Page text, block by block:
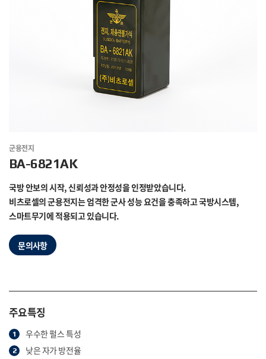
군용전지
BA-6821AK
국방 안보의 시작, 신뢰성과 안정성을 인정받았습니다.
비츠로셀의 군용전지는 엄격한 군사 성능 요건을 충족하고 국방시스템,
스마트무기에 적용되고 있습니다.
문의사항
주요특징
우수한 펄스 특성
낮은 자가 방전율